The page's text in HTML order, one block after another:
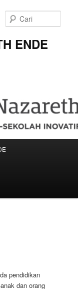
ENDE
pendidikan
dan orang